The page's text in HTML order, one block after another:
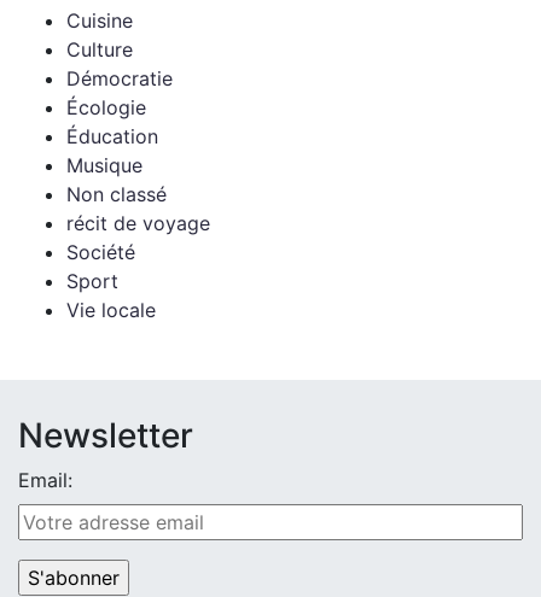
Cuisine
Culture
Démocratie
Écologie
Éducation
Musique
Non classé
récit de voyage
Société
Sport
Vie locale
Newsletter
Email: